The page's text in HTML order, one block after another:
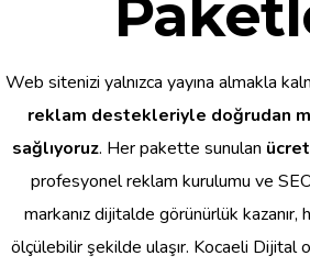
Web sitenizi yalnızca yayına almakla
reklam destekleriyle doğrudan
sağlıyoruz. Her pakette sunulan
profesyonel reklam kurulumu ve
markanız dijitalde görünürlük kazanır,
ölçülebilir şekilde ulaşır. Kocaeli Dijital